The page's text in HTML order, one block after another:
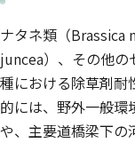
ナタネ類（Brassica
juncea）、その他の
種における除草剤耐
的には、野外一般環
や、主要道橋梁下の